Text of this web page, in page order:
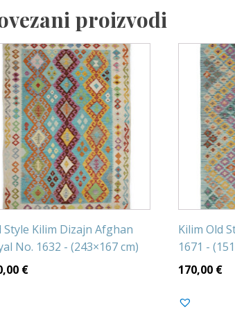
proizvodi
Style Kilim Dizajn Afghan
No. 1632 - (243×167 cm)
€
Kilim Old
1671 -
170,00 €